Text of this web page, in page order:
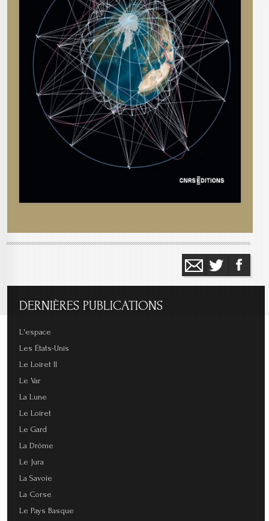
DERNIÈRES PUBLICATIONS
L'espace
Les États-Unis
Le Loiret II
Le Var
La Lune
Le Loiret
Le Gard
La Drôme
Le Jura
La Savoie
La Corse
Le Pays Basque